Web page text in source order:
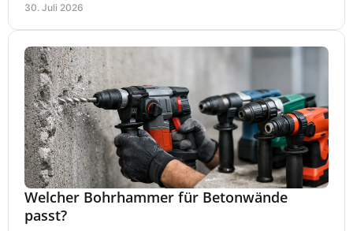
30. Juli 2026
Welcher Bohrhammer für Betonwände
passt?